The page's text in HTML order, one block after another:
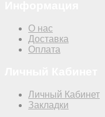
О нас
Доставка
Оплата
Личный Кабинет
Закладки